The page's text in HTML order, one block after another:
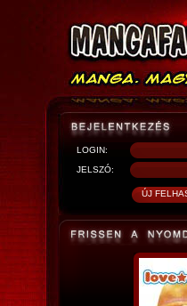
LOGIN:
JELSZÓ: